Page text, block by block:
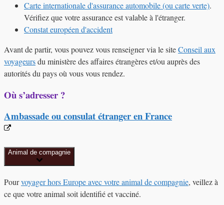
Carte internationale d'assurance automobile (ou carte verte).
Vérifiez que votre assurance est valable à l'étranger.
Constat européen d'accident
Avant de partir, vous pouvez vous renseigner via le siteConseil aux
voyageursdu ministère des affaires étrangères et/ou auprès des
autorités du pays où vous vous rendez.
Où s’adresser ?
Ambassade ou consulat étranger en France
Animal de compagnie
Pourvoyager hors Europe avec votre animal de compagnie, veillez à
ce que votre animal soit identifié et vacciné.